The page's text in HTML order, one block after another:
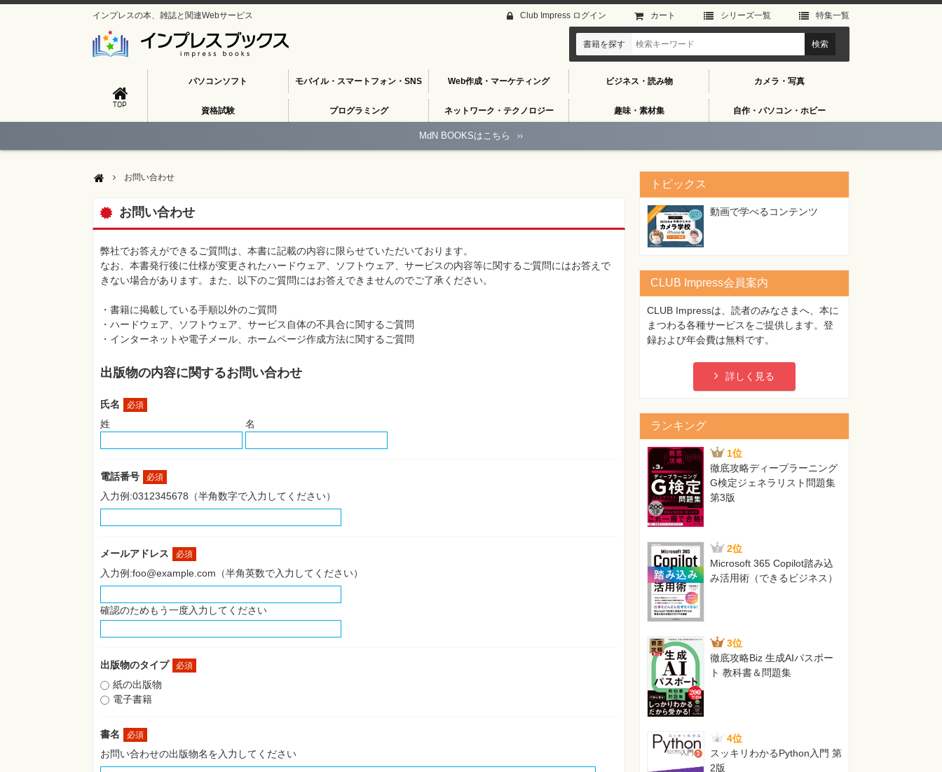
インプレスの本、雑誌と関連Webサービス
TOP
パソコンソフト モバイル・スマートフォン・SNS Web作成・マーケティング ビジネス・読み物 カメラ・写真
資格試験 プログラミング ネットワーク・テクノロジー 趣味・素材集 自作・パソコン・ホビー
Club Impress ログイン カート シリーズ⼀覧 特集⼀覧
書籍を探す
MdN BOOKSはこちら ››
お問い合わせ
お問い合わせ
弊社でお答えができるご質問は、本書に記載の内容に限らせていただいております。
なお、本書発行後に仕様が変更されたハードウェア、ソフトウェア、サービスの内容等に関するご質問にはお答えで
きない場合があります。また、以下のご質問にはお答えできませんのでご了承ください。
・書籍に掲載している手順以外のご質問
・ハードウェア、ソフトウェア、サービス自体の不具合に関するご質問
・インターネットや電子メール、ホームページ作成方法に関するご質問
出版物の内容に関するお問い合わせ
氏名 必須
姓 名
電話番号 必須
入力例:0312345678（半角数字で入力してください）
メールアドレス 必須
入力例:foo@example.com（半角英数で入力してください）
確認のためもう一度入力してください
出版物のタイプ 必須
紙の出版物
電子書籍
書名 必須
お問い合わせの出版物名を入力してください
トピックス
動画で学べるコンテンツ
CLUB Impress会員案内
CLUB Impressは、読者のみなさまへ、本に
まつわる各種サービスをご提供します。登
録および年会費は無料です。
詳しく見る
ランキング
1位
徹底攻略ディープラーニング
G検定ジェネラリスト問題集
第3版
2位
Microsoft 365 Copilot踏み込
み活用術（できるビジネス）
3位
徹底攻略Biz 生成AIパスポー
ト 教科書＆問題集
4位
スッキリわかるPython入門 第
2版